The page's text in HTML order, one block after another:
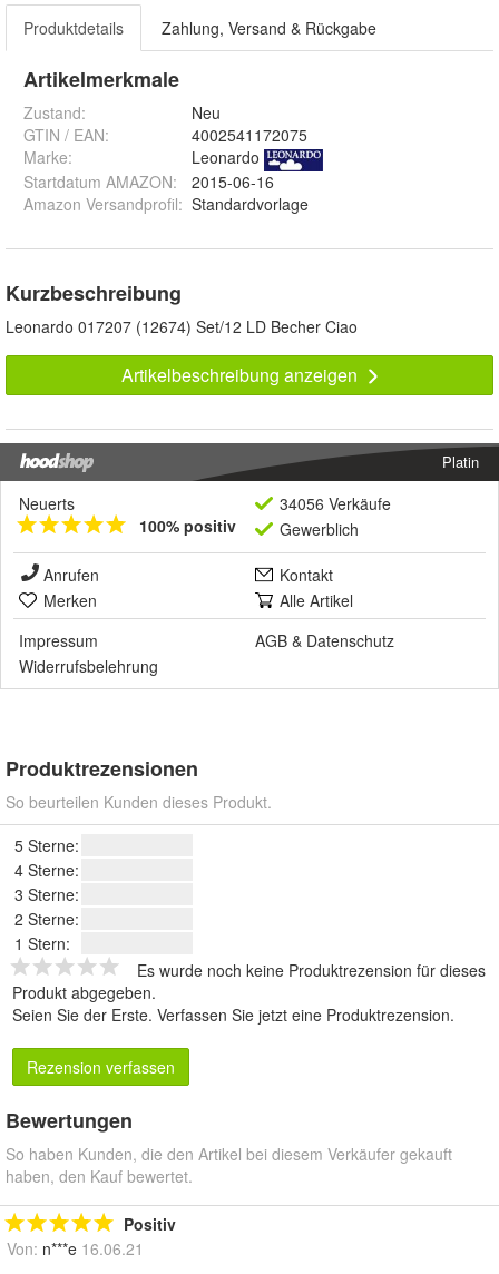
Produktdetails Zahlung, Versand & Rückgabe
Artikelmerkmale
Zustand:
Neu
GTIN / EAN:
4002541172075
Marke:
Leonardo
Startdatum AMAZON:
2015-06-16
Amazon Versandprofil: Standardvorlage
Kurzbeschreibung
Leonardo 017207 (12674) Set/12 LD Becher Ciao
Artikelbeschreibung anzeigen
Platin
Neuerts
100% positiv
34056 Verkäufe
Gewerblich
Anrufen
Kontakt
Merken
Alle Artikel
Impressum
AGB & Datenschutz
Widerrufsbelehrung
Produktrezensionen
So beurteilen Kunden dieses Produkt.
5 Sterne:
4 Sterne:
3 Sterne:
2 Sterne:
1 Stern:
Es wurde noch keine Produktrezension für dieses
Produkt abgegeben.
Seien Sie der Erste. Verfassen Sie jetzt eine Produktrezension.
Rezension verfassen
Bewertungen
So haben Kunden, die den Artikel bei diesem Verkäufer gekauft
haben, den Kauf bewertet.
Positiv
Von: n***e 16.06.21